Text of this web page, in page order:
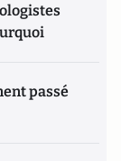
passé